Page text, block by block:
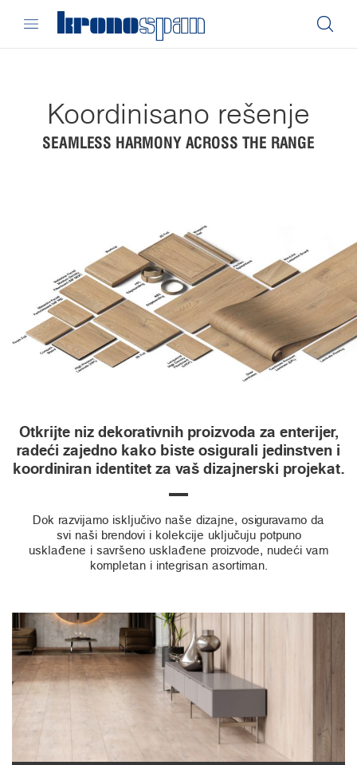
Koordinisano rešenje
SEAMLESS HARMONY ACROSS THE RANGE
Otkrijte niz dekorativnih proizvoda za enterijer,
radeći zajedno kako biste osigurali jedinstven i
koordiniran identitet za vaš dizajnerski projekat.
Dok razvijamo isključivo naše dizajne, osiguravamo da
svi naši brendovi i kolekcije uključuju potpuno
usklađene i savršeno usklađene proizvode, nudeći vam
kompletan i integrisan asortiman.